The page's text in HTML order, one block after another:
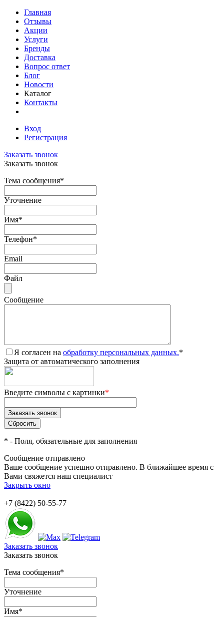
Главная
Отзывы
Акции
Услуги
Бренды
Доставка
Вопрос ответ
Блог
Новости
Каталог
Контакты
Вход
Регистрация
Заказать звонок
Заказать звонок
Тема сообщения*
Уточнение
Имя*
Телефон*
Email
Файл
Сообщение
Я согласен на обработку персональных данных.*
Защита от автоматического заполнения
Введите символы с картинки*
* - Поля, обязательные для заполнения
Сообщение отправлено
Ваше сообщение успешно отправлено. В ближайшее время с
Вами свяжется наш специалист
Закрыть окно
+7 (8422) 50-55-77
Заказать звонок
Заказать звонок
Тема сообщения*
Уточнение
Имя*